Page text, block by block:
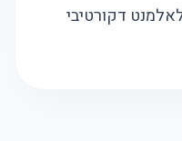
דקורטיבי